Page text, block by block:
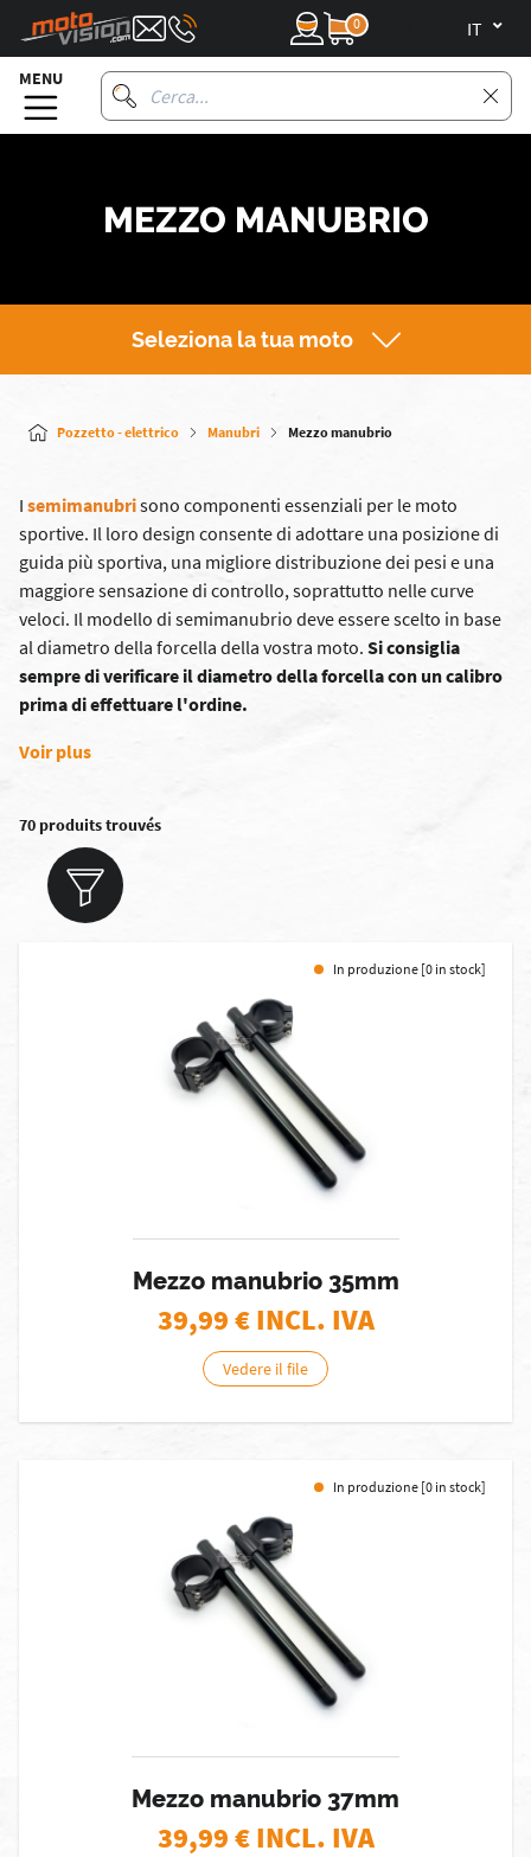
0
MENU
MEZZO MANUBRIO
Seleziona la tua moto
Pozzetto - elettrico Manubri Mezzo manubrio
I semimanubrisono componenti essenziali per le moto
sportive. Il loro design consente di adottare una posizione di
guida più sportiva, una migliore distribuzione dei pesi e una
maggiore sensazione di controllo, soprattutto nelle curve
veloci. Il modello di semimanubrio deve essere scelto in base
al diametro della forcella della vostra moto. Si consiglia
sempre di verificare il diametro della forcella con un calibro
prima di effettuare l'ordine.
Voir plus
70 produits trouvés
In produzione [0 in stock]
Mezzo manubrio 35mm
39,99€ INCL. IVA
Vedere il file
In produzione [0 in stock]
Mezzo manubrio 37mm
39,99€ INCL. IVA